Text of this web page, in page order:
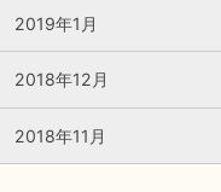
2019年1月
2018年12月
2018年11月